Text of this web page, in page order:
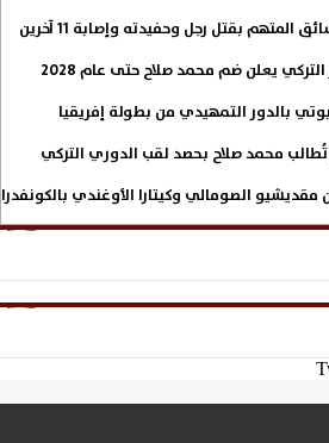
المتهم بقتل رجل وحفيدته وإصابة 11 آخرين
يعلن ضم محمد صلاح حتى عام 2028
بالدور التمهيدي من بطولة إفريقيا
محمد صلاح بحصد لقب الدوري التركي
مقديشيو الصومالي وكيتارا الأوغندي